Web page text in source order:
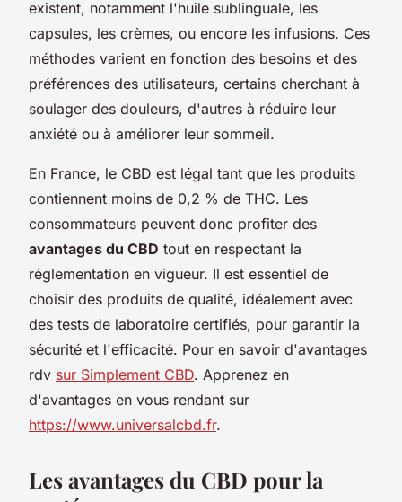
existent, notamment l'huile sublinguale, les
capsules, les crèmes, ou encore les infusions. Ces
méthodes varient en fonction des besoins et des
préférences des utilisateurs, certains cherchant à
soulager des douleurs, d'autres à réduire leur
anxiété ou à améliorer leur sommeil.
En France, le CBD est légal tant que les produits
contiennent moins de 0,2 % de THC. Les
consommateurs peuvent donc profiter des
avantages du CBD tout en respectant la
réglementation en vigueur. Il est essentiel de
choisir des produits de qualité, idéalement avec
des tests de laboratoire certifiés, pour garantir la
sécurité et l'efficacité. Pour en savoir d'avantages
rdv sur Simplement CBD. Apprenez en
d'avantages en vous rendant sur
https://www.universalcbd.fr.
Les avantages du CBD pour la